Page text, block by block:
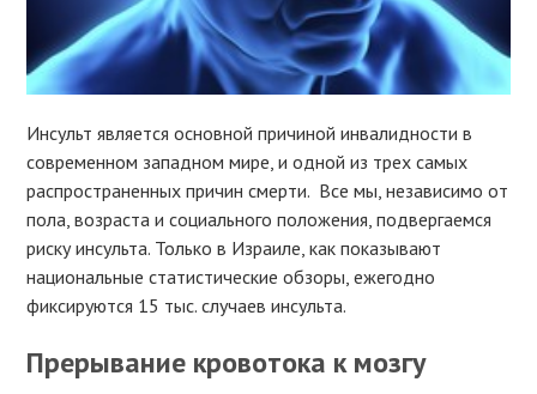
Инсульт является основной причиной инвалидности в
современном западном мире, и одной из трех самых
распространенных причин смерти. Все мы, независимо от
пола, возраста и социального положения, подвергаемся
риску инсульта. Только в Израиле, как показывают
национальные статистические обзоры, ежегодно
фиксируются 15 тыс. случаев инсульта.
Прерывание кровотока к мозгу